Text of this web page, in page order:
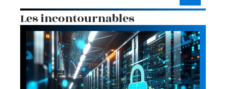
Les incontournables